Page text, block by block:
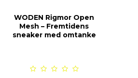
WODEN Rigmor Open
Mesh – Fremtidens
sneaker med omtanke